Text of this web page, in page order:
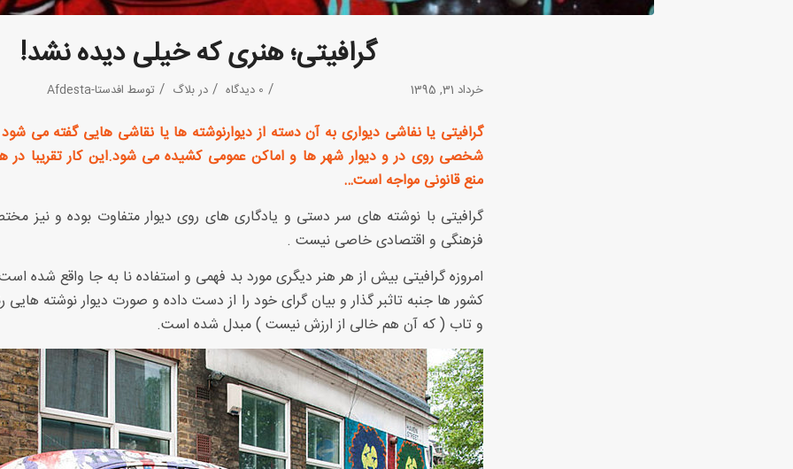
گرافیتی؛ هنری که خیلی دیده نشد!
خرداد 31, 1395 / 0 دیدگاه / دربلاگ / توسط افدستا-Afdesta
گرافیتی یا نفاشی دیواری به آن دسته از دیوارنوشته ها یا نقاشی هایی گفته می شود
شخصی روی در و دیوار شهر ها و اماکن عمومی کشیده می شود.این کار تقریبا در
منع قانونی مواجه است…
گرافیتی با نوشته های سر دستی و یادگاری های روی دیوار متفاوت بوده و نیز
فزهنگی و اقتصادی خاصی نیست .
امروزه گرافیتی بیش از هر هنر دیگری مورد بد فهمی و استفاده نا به جا واقع شده
کشور ها جنبه تاثبر گذار و بیان گرای خود را از دست داده و صورت دیوار نوشته هایی
و تاب ( که آن هم خالی از ارزش نیست ) مبدل شده است.